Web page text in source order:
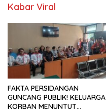
Kabar Viral
FAKTA PERSIDANGAN
GUNCANG PUBLIK! KELUARGA
KORBAN MENUNTUT